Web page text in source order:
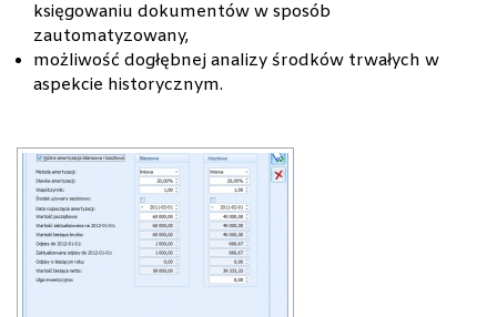
księgowaniu dokumentów w sposób
zautomatyzowany,
możliwość dogłębnej analizy środków trwałych w
aspekcie historycznym.